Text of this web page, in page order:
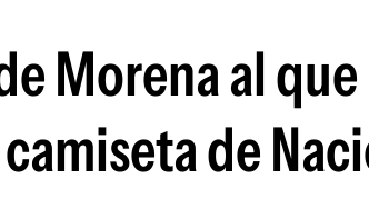
Morena al que
de